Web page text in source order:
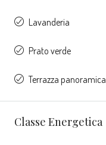
Lavanderia
Prato verde
Terrazza panoramica
Classe Energetica